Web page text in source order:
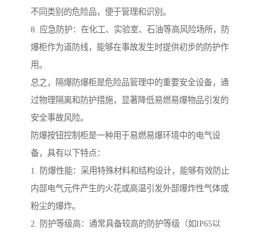
不同类别的危险品，便于管理和识别。
8. 应急防护：在化工、实验室、石油等高风险场所，防
爆柜作为道防线，能够在事故发生时提供初步的防护作
用。
总之，隔爆防爆柜是危险品管理中的重要安全设备，通
过物理隔离和防护措施，显著降低易燃易爆物品引发的
安全事故风险。
防爆按钮控制柜是一种用于易燃易爆环境中的电气设
备，具有以下特点：
1. 防爆性能：采用特殊材料和结构设计，能够有效防止
内部电气元件产生的火花或高温引发外部爆炸性气体或
粉尘的爆炸。
2. 防护等级高：通常具备较高的防护等级（如IP65以